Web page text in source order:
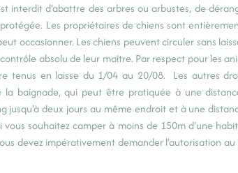
interdit d’abattre des arbres ou arbustes, de
Les propriétaires de chiens sont
occasionner. Les chiens peuvent circuler sans
absolu de leur maître. Par respect pour les
tenus en laisse du 1/04 au 20/08. Les autres
baignade, qui peut être pratiquée à une
jusqu’à deux jours au même endroit et à une
souhaitez camper à moins de 150m d’une
devez impérativement demander l’autorisation